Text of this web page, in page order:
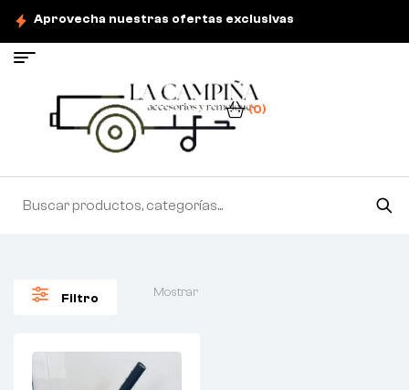
Aprovecha nuestras ofertas exclusivas
(0)
Filtro Mostrar